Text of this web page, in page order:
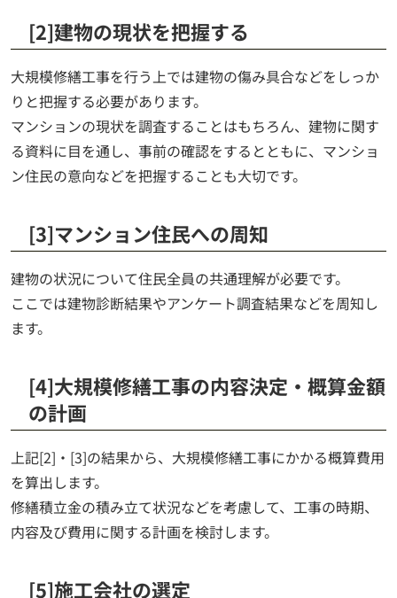
[2]建物の現状を把握する
大規模修繕工事を行う上では建物の傷み具合などをしっか
りと把握する必要があります。
マンションの現状を調査することはもちろん、建物に関す
る資料に目を通し、事前の確認をするとともに、マンショ
ン住民の意向などを把握することも大切です。
[3]マンション住民への周知
建物の状況について住民全員の共通理解が必要です。
ここでは建物診断結果やアンケート調査結果などを周知し
ます。
[4]大規模修繕工事の内容決定・概算金額
の計画
上記[2]・[3]の結果から、大規模修繕工事にかかる概算費用
を算出します。
修繕積立金の積み立て状況などを考慮して、工事の時期、
内容及び費用に関する計画を検討します。
[5]施工会社の選定